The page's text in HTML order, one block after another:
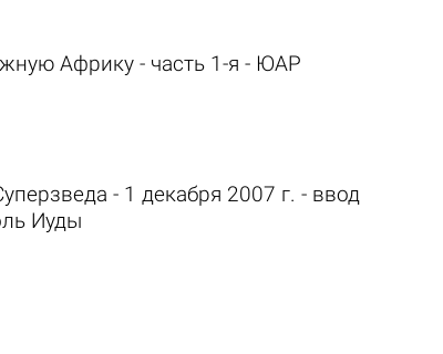
Африку - часть 1-я - ЮАР
- 1 декабря 2007 г. - ввод
Иуды